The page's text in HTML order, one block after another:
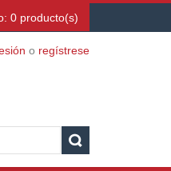
0 producto(s)
o regístrese